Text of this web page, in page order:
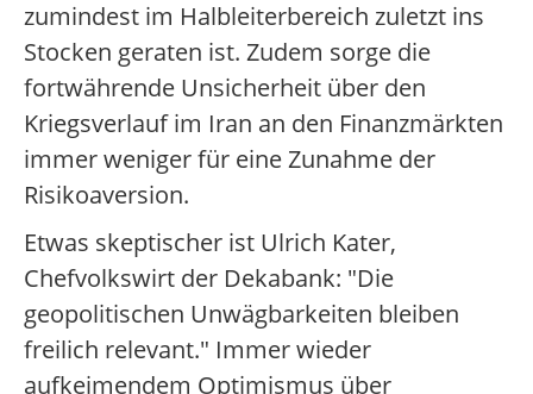
zumindest im Halbleiterbereich zuletzt ins
Stocken geraten ist. Zudem sorge die
fortwährende Unsicherheit über den
Kriegsverlauf im Iran an den Finanzmärkten
immer weniger für eine Zunahme der
Risikoaversion.
Etwas skeptischer ist Ulrich Kater,
Chefvolkswirt der Dekabank: "Die
geopolitischen Unwägbarkeiten bleiben
freilich relevant." Immer wieder
aufkeimendem Optimismus über